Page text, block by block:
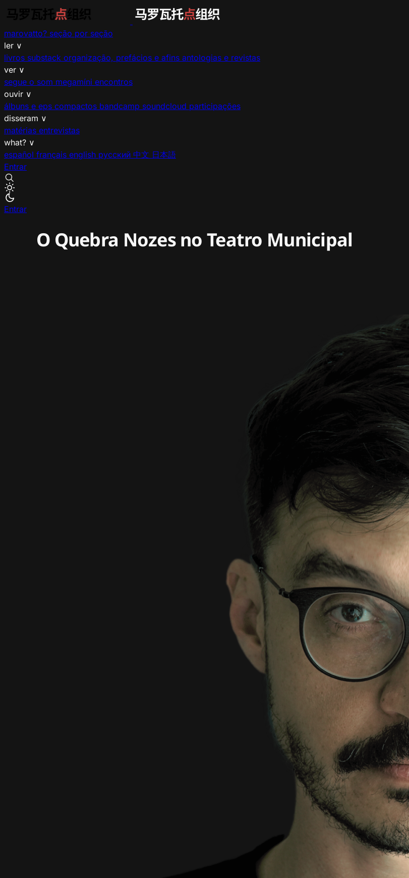
marovatto? seção por seção
ler ∨
livros substack organização, prefácios e afins antologias e revistas
ver ∨
segue o som megamíni encontros
ouvir ∨
álbuns e eps compactos bandcamp soundcloud participações
disseram ∨
matérias entrevistas
what? ∨
español français english русский 中文 日本語
Entrar
Entrar
O Quebra Nozes no Teatro Municipal